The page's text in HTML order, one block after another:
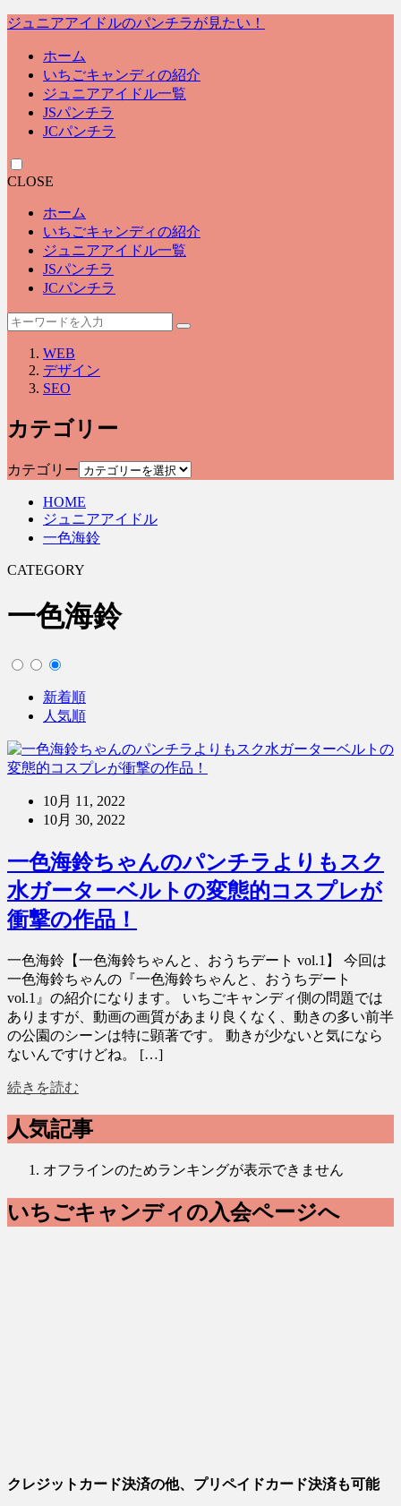
ジュニアアイドルのパンチラが見たい！
ホーム
いちごキャンディの紹介
ジュニアアイドル一覧
JSパンチラ
JCパンチラ
CLOSE
ホーム
いちごキャンディの紹介
ジュニアアイドル一覧
JSパンチラ
JCパンチラ
WEB
デザイン
SEO
カテゴリー
カテゴリー
HOME
ジュニアアイドル
一色海鈴
CATEGORY
一色海鈴
新着順
人気順
10月 11, 2022
10月 30, 2022
一色海鈴ちゃんのパンチラよりもスク
水ガーターベルトの変態的コスプレが
衝撃の作品！
一色海鈴【一色海鈴ちゃんと、おうちデート vol.1】 今回は
一色海鈴ちゃんの『一色海鈴ちゃんと、おうちデート
vol.1』の紹介になります。 いちごキャンディ側の問題では
ありますが、動画の画質があまり良くなく、動きの多い前半
の公園のシーンは特に顕著です。 動きが少ないと気になら
ないんですけどね。 […]
続きを読む
人気記事
オフラインのためランキングが表示できません
いちごキャンディの入会ページへ
クレジットカード決済の他、プリペイドカード決済も可能